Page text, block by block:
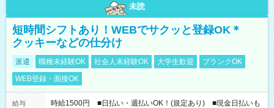
未読
短時間シフトあり！WEBでサクッと登録OK＊
クッキーなどの仕分け
派遣 職種未経験OK 社会人未経験OK 大学生歓迎
ブランクOK
WEB登録・面接OK
給与
時給1500円 ■日払い・週払いOK！(規定あり) ■現金日払いも